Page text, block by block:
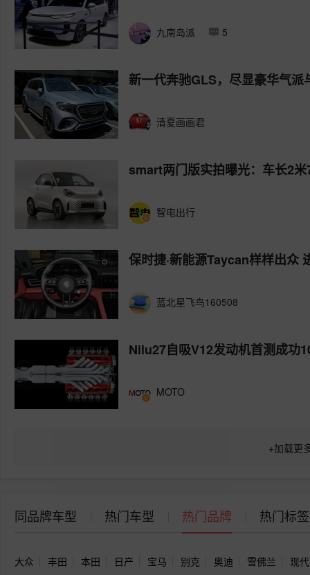
九南岛派 5
新一代奔驰GLS，尽显豪华气
清夏画画君
smart两门版实拍曝光：车长2
智电出行
保时捷·新能源Taycan样样出众
蓝北星飞鸟160508
Nilu27自吸V12发动机首测成功
MOTO
+加载更
同品牌车型 热门车型 热门品牌 热门标签
大众 丰田 本田 日产 宝马 别克 奥迪 雪佛兰 现代